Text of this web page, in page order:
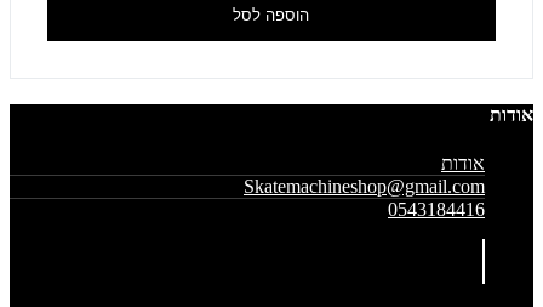
הוספה לסל
אודות
אודות
Skatemachineshop@gmail.com
0543184416